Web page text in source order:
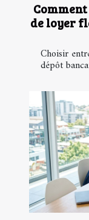
de loyer
Choisir
dépôt